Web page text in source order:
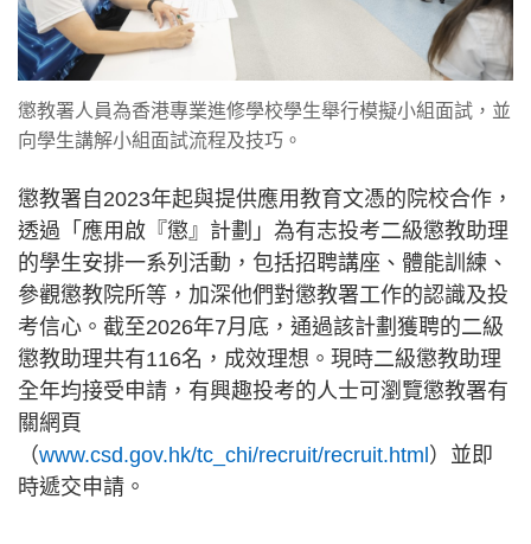
懲教署人員為香港專業進修學校學生舉行模擬小組面試，並
向學生講解小組面試流程及技巧。
懲教署自2023年起與提供應用教育文憑的院校合作，
透過「應用啟『懲』計劃」為有志投考二級懲教助理
的學生安排一系列活動，包括招聘講座、體能訓練、
參觀懲教院所等，加深他們對懲教署工作的認識及投
考信心。截至2026年7月底，通過該計劃獲聘的二級
懲教助理共有116名，成效理想。現時二級懲教助理
全年均接受申請，有興趣投考的人士可瀏覽懲教署有
關網頁
（www.csd.gov.hk/tc_chi/recruit/recruit.html）並即
時遞交申請。